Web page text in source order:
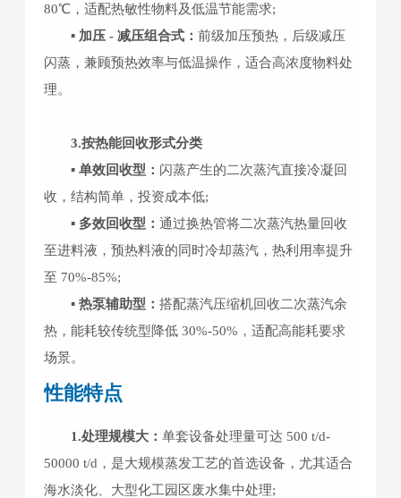
80℃，适配热敏性物料及低温节能需求;
▪ 加压 - 减压组合式：前级加压预热，后级减压
闪蒸，兼顾预热效率与低温操作，适合高浓度物料处
理。
3.按热能回收形式分类
▪ 单效回收型： 闪蒸产生的二次蒸汽直接冷凝回
收，结构简单，投资成本低;
▪ 多效回收型：通过换热管将二次蒸汽热量回收
至进料液，预热料液的同时冷却蒸汽，热利用率提升
至 70%-85%;
▪ 热泵辅助型：搭配蒸汽压缩机回收二次蒸汽余
热，能耗较传统型降低 30%-50%，适配高能耗要求
场景。
性能特点
1.处理规模大：单套设备处理量可达 500 t/d-
50000 t/d，是大规模蒸发工艺的首选设备，尤其适合
海水淡化、大型化工园区废水集中处理;